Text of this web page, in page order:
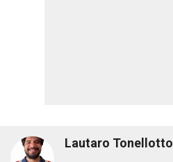
Lautaro Tonellotto